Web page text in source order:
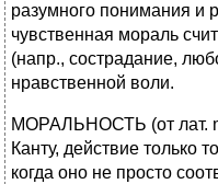
разумного понимания
чувственная мораль
(напр., сострадание,
нравственной воли.
МОРАЛЬНОСТЬ (от лат.
Канту, действие только
когда оно не просто